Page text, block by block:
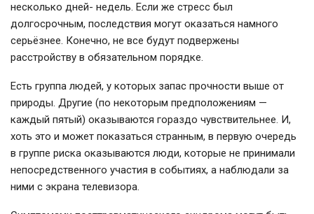
несколько дней- недель. Если же стресс был
долгосрочным, последствия могут оказаться намного
серьёзнее. Конечно, не все будут подвержены
расстройству в обязательном порядке.
Есть группа людей, у которых запас прочности выше от
природы. Другие (по некоторым предположениям —
каждый пятый) оказываются гораздо чувствительнее. И,
хоть это и может показаться странным, в первую очередь
в группе риска оказываются люди, которые не принимали
непосредственного участия в событиях, а наблюдали за
ними с экрана телевизора.